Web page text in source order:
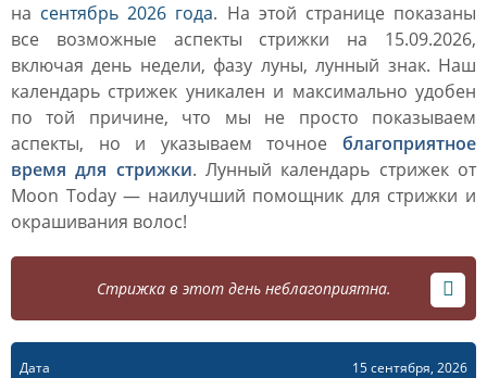
на сентябрь 2026 года. На этой странице показаны
все возможные аспекты стрижки на 15.09.2026,
включая день недели, фазу луны, лунный знак. Наш
календарь стрижек уникален и максимально удобен
по той причине, что мы не просто показываем
аспекты, но и указываем точное благоприятное
время для стрижки. Лунный календарь стрижек от
Moon Today — наилучший помощник для стрижки и
окрашивания волос!
Стрижка в этот день неблагоприятна.
Дата
15 сентября, 2026